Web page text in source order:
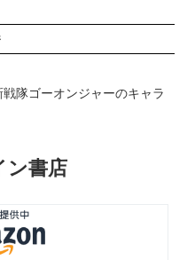
隊ゴーオンジャーのキャラ
ン書店